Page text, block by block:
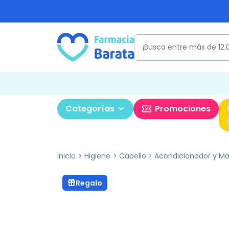
Categorías Promociones
Inicio Higiene Cabello Acondicionador y
Regalo